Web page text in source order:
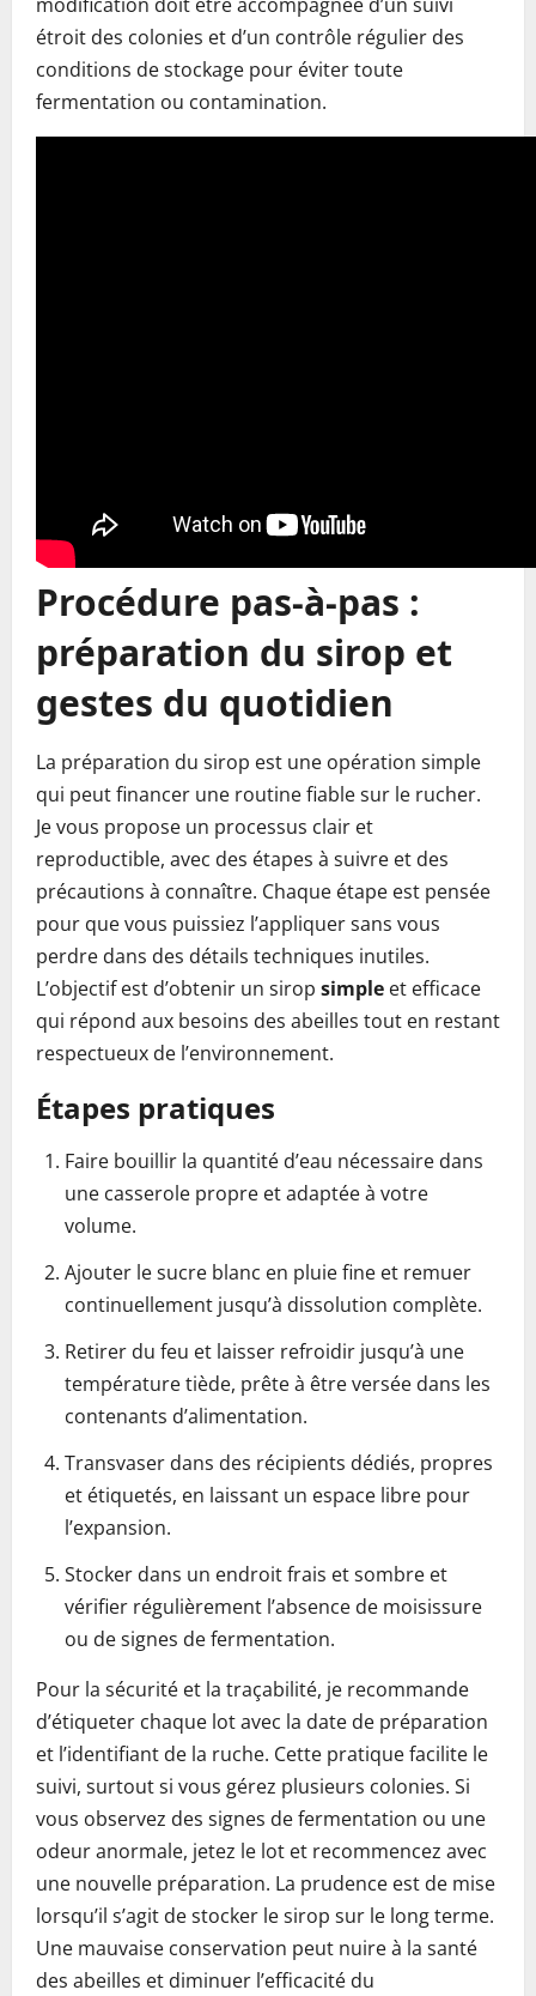
étroit des colonies et d’un contrôle régulier des
conditions de stockage pour éviter toute
fermentation ou contamination.
Procédure pas-à-pas :
préparation du sirop et
gestes du quotidien
La préparation du sirop est une opération simple
qui peut financer une routine fiable sur le rucher.
Je vous propose un processus clair et
reproductible, avec des étapes à suivre et des
précautions à connaître. Chaque étape est pensée
pour que vous puissiez l’appliquer sans vous
perdre dans des détails techniques inutiles.
L’objectif est d’obtenir un sirop simple et efficace
qui répond aux besoins des abeilles tout en restant
respectueux de l’environnement.
Étapes pratiques
Faire bouillir la quantité d’eau nécessaire dans
une casserole propre et adaptée à votre
volume.
Ajouter le sucre blanc en pluie fine et remuer
continuellement jusqu’à dissolution complète.
Retirer du feu et laisser refroidir jusqu’à une
température tiède, prête à être versée dans les
contenants d’alimentation.
Transvaser dans des récipients dédiés, propres
et étiquetés, en laissant un espace libre pour
l’expansion.
Stocker dans un endroit frais et sombre et
vérifier régulièrement l’absence de moisissure
ou de signes de fermentation.
Pour la sécurité et la traçabilité, je recommande
d’étiqueter chaque lot avec la date de préparation
et l’identifiant de la ruche. Cette pratique facilite le
suivi, surtout si vous gérez plusieurs colonies. Si
vous observez des signes de fermentation ou une
odeur anormale, jetez le lot et recommencez avec
une nouvelle préparation. La prudence est de mise
lorsqu’il s’agit de stocker le sirop sur le long terme.
Une mauvaise conservation peut nuire à la santé
des abeilles et diminuer l’efficacité du